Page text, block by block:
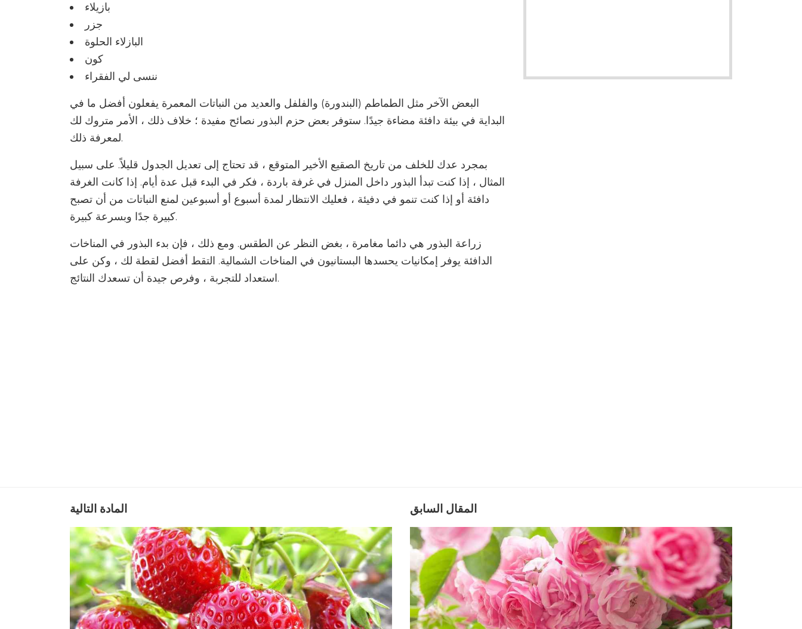
بازيلاء
جزر
البازلاء الحلوة
كون
ننسى لي الفقراء
البعض الآخر مثل الطماطم (البندورة) والفلفل والعديد من النباتات المعمرة يفعلون أفضل ما في
البداية في بيئة دافئة مضاءة جيدًا. ستوفر بعض حزم البذور نصائح مفيدة ؛ خلاف ذلك ، الأمر متروك لك
لمعرفة ذلك.
بمجرد عدك للخلف من تاريخ الصقيع الأخير المتوقع ، قد تحتاج إلى تعديل الجدول قليلاً. على سبيل
المثال ، إذا كنت تبدأ البذور داخل المنزل في غرفة باردة ، فكر في البدء قبل عدة أيام. إذا كانت الغرفة
دافئة أو إذا كنت تنمو في دفيئة ، فعليك الانتظار لمدة أسبوع أو أسبوعين لمنع النباتات من أن تصبح
كبيرة جدًا وبسرعة كبيرة.
زراعة البذور هي دائما مغامرة ، بغض النظر عن الطقس. ومع ذلك ، فإن بدء البذور في المناخات
الدافئة يوفر إمكانيات يحسدها البستانيون في المناخات الشمالية. التقط أفضل لقطة لك ، وكن على
استعداد للتجربة ، وفرص جيدة أن تسعدك النتائج.
المادة التالية المقال السابق